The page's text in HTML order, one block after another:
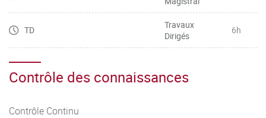
TD
Travaux
Dirigés
6h
Contrôle des connaissances
Contrôle Continu